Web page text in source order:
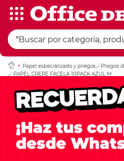
Papel especializado y pliegos
Pliegos
PAPEL CREPE FACELA 10PACK AZUL M